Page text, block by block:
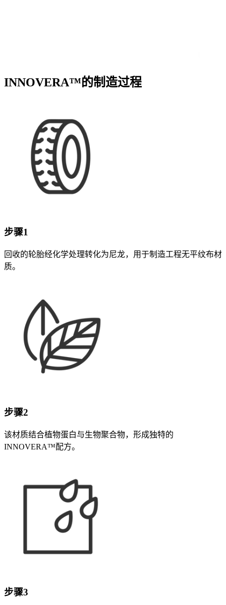
INNOVERA™的制造过程
步骤1
回收的轮胎经化学处理转化为尼龙，用于制造工程无平纹布材
质。
步骤2
该材质结合植物蛋白与生物聚合物，形成独特的
INNOVERA™配方。
步骤3